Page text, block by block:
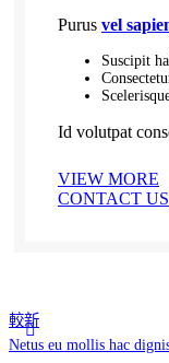
Purus vel
Suscipit
Id volutpat
VIEW MORE
CONTACT US
較新
Netus eu mollis hac